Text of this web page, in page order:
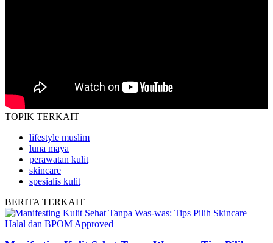
TOPIK TERKAIT
lifestyle muslim
luna maya
perawatan kulit
skincare
spesialis kulit
BERITA TERKAIT